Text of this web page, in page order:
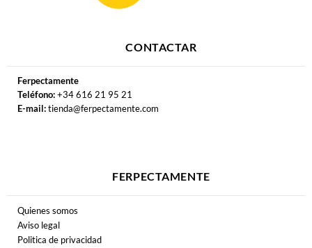
CONTACTAR
Ferpectamente
Teléfono:+34 616 21 95 21
E-mail:tienda@ferpectamente.com
FERPECTAMENTE
Quienes somos
Aviso legal
Politica de privacidad